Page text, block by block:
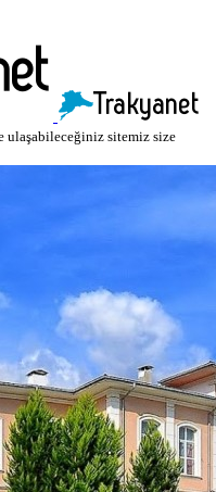
ulaşabileceğiniz sitemiz size